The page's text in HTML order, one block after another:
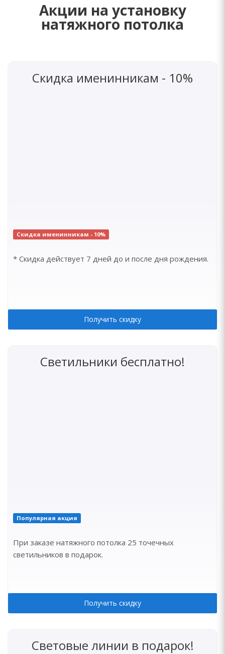
Акции на установку
натяжного потолка
Скидка именинникам - 10%
Скидка именинникам - 10%
* Скидка действует 7 дней до и после дня рождения.
Получить скидку
Светильники бесплатно!
Популярная акция
При заказе натяжного потолка 25 точечных
светильников в подарок.
Получить скидку
Световые линии в подарок!